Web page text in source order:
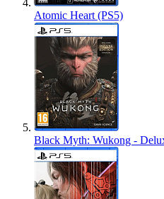
Atomic Heart (PS5)
Black Myth: Wukong -